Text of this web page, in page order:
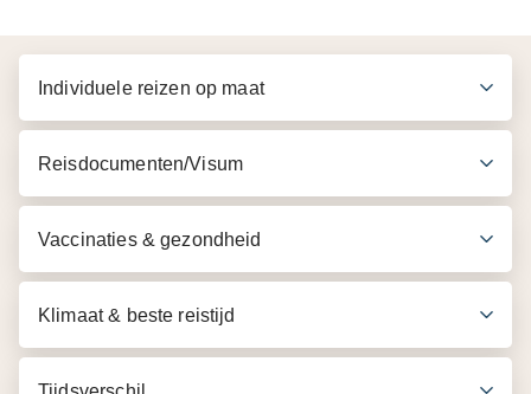
Individuele reizen op maat
Reisdocumenten/Visum
Vaccinaties & gezondheid
Klimaat & beste reistijd